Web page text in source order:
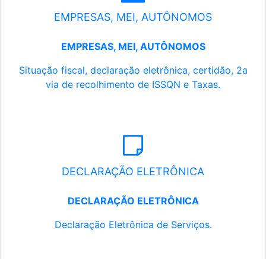
EMPRESAS, MEI, AUTÔNOMOS
EMPRESAS, MEI, AUTÔNOMOS
Situação fiscal, declaração eletrônica, certidão, 2a
via de recolhimento de ISSQN e Taxas.
DECLARAÇÃO ELETRÔNICA
DECLARAÇÃO ELETRÔNICA
Declaração Eletrônica de Serviços.